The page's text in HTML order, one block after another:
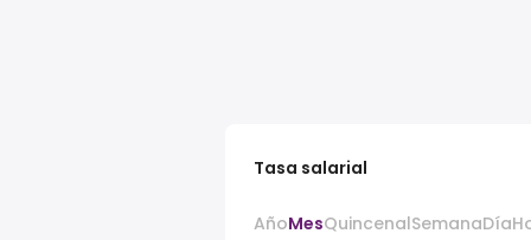
Tasa salarial
AñoMesQuincenalSemanaDía